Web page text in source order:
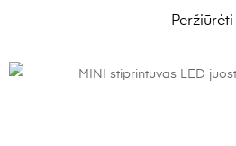
Peržiūrėti